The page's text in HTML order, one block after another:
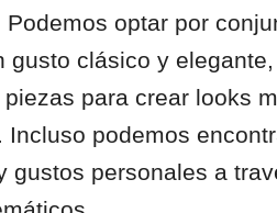
Podemos optar por
gusto clásico y
para crear looks
Incluso podemos
gustos personales a